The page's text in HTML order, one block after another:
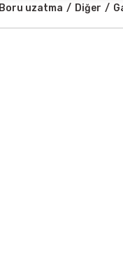
Boru uzatma Diğer